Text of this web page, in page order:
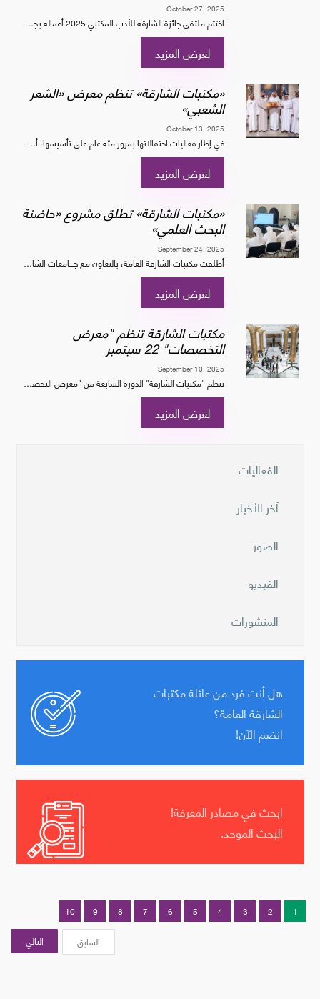
October 27, 2025
اختتم ملتقى جائزة الشارقة للأدب المكتبي 2025 أعماله بجملة من التوصيات التي ركزت على تطوير بيئات المعرفة واستشراف مستقبل المكتبات في ظل التحول الرقمي والذكاء الاصطناعي، داعياً إلى ت...
لعرض المزيد
«مكتبات الشارقة» تنظم معرض «الشعر
الشعبي»
October 13, 2025
في إطار فعاليات احتفالاتها بمرور مئة عام على تأسيسها، أطلقت «مكتبات الشارقة» في واجهة كلباء المائية، معرض «الشعر الشعبي»، بالتعاون مع الباحث د. راشد أحمد المزروعي، بهدف إبراز المور...
لعرض المزيد
«مكتبات الشارقة» تطلق مشروع «حاضنة
البحث العلمي»
September 24, 2025
أطلقت مكتبات الشارقة العامة، بالتعاون مع جـــامعات الشارقــــة وكلباء وخورفكان، مشروع «حاضنة البحث العلمي»، وذلك بالتزامن مع انطلاق النسخة السابعة من معرض التخصصات الجامعي، بهدف تم...
لعرض المزيد
مكتبات الشارقة تنظم "معرض
التخصصات" 22 سبتمبر
September 10, 2025
تنظم "مكتبات الشارقة" الدورة السابعة من "معرض التخصصات الجامعي" السنوي بمقر هيئة الشارقة للكتاب خلال الفترة من 22 حتى 25 سبتمبر الحالي تحت شعار "عالم مزدوج: عِش تخصصك في بُعد جديد"...
لعرض المزيد
الفعاليات
آخر الأخبار
الصور
الفيديو
المنشورات
هل أنت فرد من عائلة مكتبات
الشارقة العامة؟
انضم الآن!
ابحث في مصادر المعرفة!
البحث الموحد.
1
2
3
4
5
6
7
8
9
10
السابق
التالي